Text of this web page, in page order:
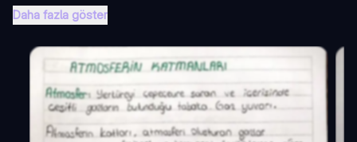
Daha fazla göster